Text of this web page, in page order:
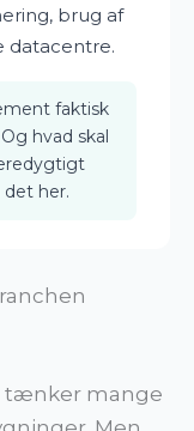
brug af
datacentre.
faktisk
hvad skal
her.
tænker mange